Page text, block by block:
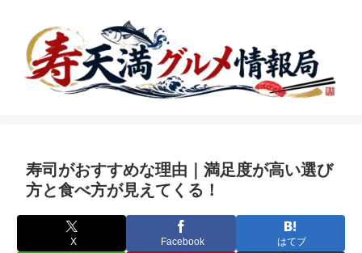
寿司がおすすめな理由｜満足度が高い選び
方と食べ方が見えてくる！
X Facebook はてブ